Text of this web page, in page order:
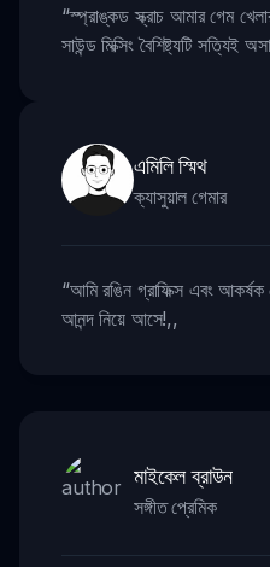
“স্প্রাঙ্কড স্ক্রাচ আমার গেম
সাউন্ড মিক্সিং বৈশিষ্ট্যটি সত্যিই
এমিলি স্মিথ
ক্যাসুয়াল গেমার
“আমি রঙিন গ্রাফিক্স এবং
আনন্দ নিয়ে আসে!,,
মাইকেল ব্রাউন
সঙ্গীত প্রেমিক